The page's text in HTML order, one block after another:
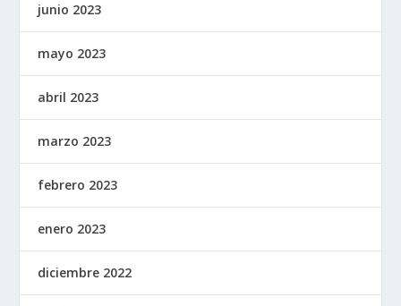
junio 2023
mayo 2023
abril 2023
marzo 2023
febrero 2023
enero 2023
diciembre 2022